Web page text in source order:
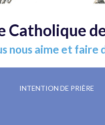
Catholique
nous aime et faire
INTENTION DE PRIÈRE